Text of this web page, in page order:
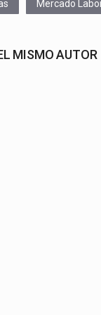
Mercado
MISMO AUTOR